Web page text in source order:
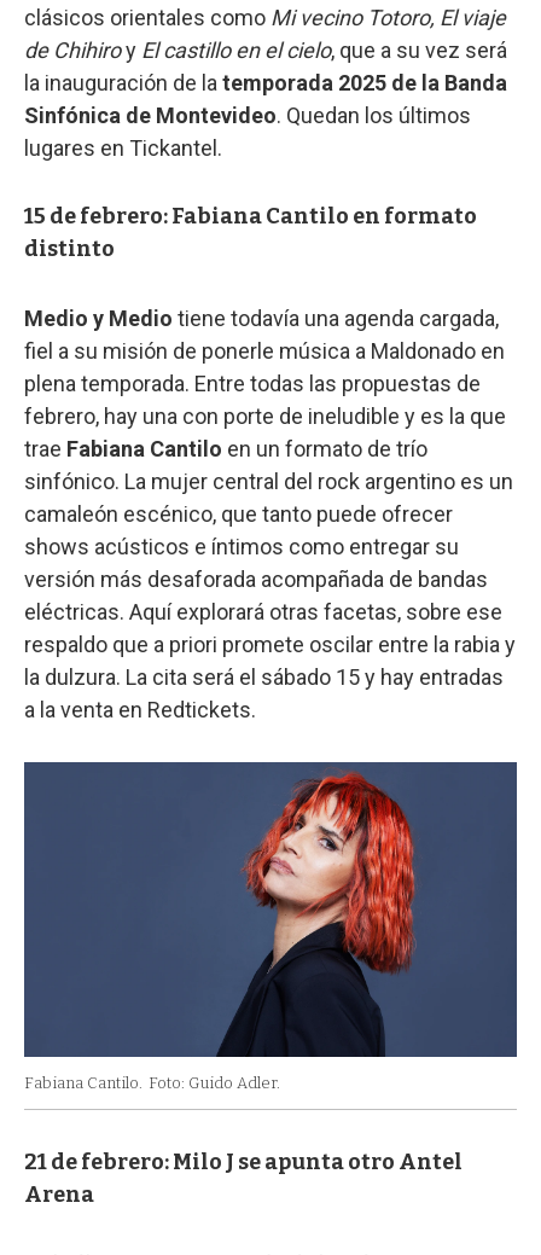
clásicos orientales como Mi vecino Totoro, El viaje
de Chihiroy El castillo en el cielo, que a su vez será
la inauguración de la temporada 2025 de la Banda
Sinfónica de Montevideo. Quedan los últimos
lugares en Tickantel.
15 de febrero: Fabiana Cantilo en formato
distinto
Medio y Medio tiene todavía una agenda cargada,
fiel a su misión de ponerle música a Maldonado en
plena temporada. Entre todas las propuestas de
febrero, hay una con porte de ineludible y es la que
trae Fabiana Cantilo en un formato de trío
sinfónico. La mujer central del rock argentino es un
camaleón escénico, que tanto puede ofrecer
shows acústicos e íntimos como entregar su
versión más desaforada acompañada de bandas
eléctricas. Aquí explorará otras facetas, sobre ese
respaldo que a priori promete oscilar entre la rabia y
la dulzura. La cita será el sábado 15 y hay entradas
a la venta en Redtickets.
Fabiana Cantilo. Foto: Guido Adler.
21 de febrero: Milo J se apunta otro Antel
Arena